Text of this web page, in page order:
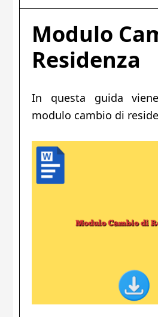
Modulo
Residenza
In questa guida
modulo cambio di